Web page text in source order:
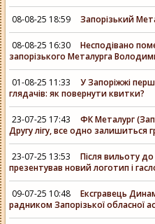
08-08-25 18:59 Запорізький
08-08-25 16:30
Несподівано
запорізького Металурга
01-08-25 11:33
У Запоріжжі
глядачів: як повернути квитки?
23-07-25 17:43
ФК Металург
Другу лігу, все одно залишиться
23-07-25 13:53
Після вильоту до
презентував новий логотип і
09-07-25 10:48
Ексгравець
радником Запорізької обласної